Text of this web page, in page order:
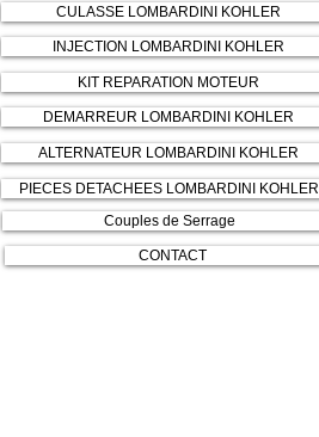
CULASSE LOMBARDINI KOHLER
INJECTION LOMBARDINI KOHLER
KIT REPARATION MOTEUR
DEMARREUR LOMBARDINI KOHLER
ALTERNATEUR LOMBARDINI KOHLER
PIECES DETACHEES LOMBARDINI KOHLER
Couples de Serrage
CONTACT